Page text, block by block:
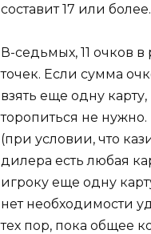
составит 17 или более.
В-седьмых, 11 очков
точек. Если сумма
взять еще одну
торопиться не
(при условии, что
дилера есть любая
игроку еще одну
нет необходимости
тех пор, пока общее